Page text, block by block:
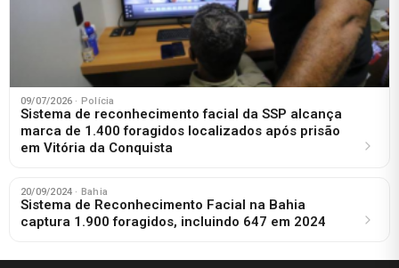
09/07/2026 · Polícia
Sistema de reconhecimento facial da SSP alcança
marca de 1.400 foragidos localizados após prisão
em Vitória da Conquista
20/09/2024 · Bahia
Sistema de Reconhecimento Facial na Bahia
captura 1.900 foragidos, incluindo 647 em 2024